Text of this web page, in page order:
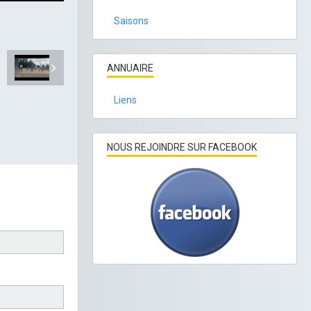
Saisons
ANNUAIRE
Liens
NOUS REJOINDRE SUR FACEBOOK